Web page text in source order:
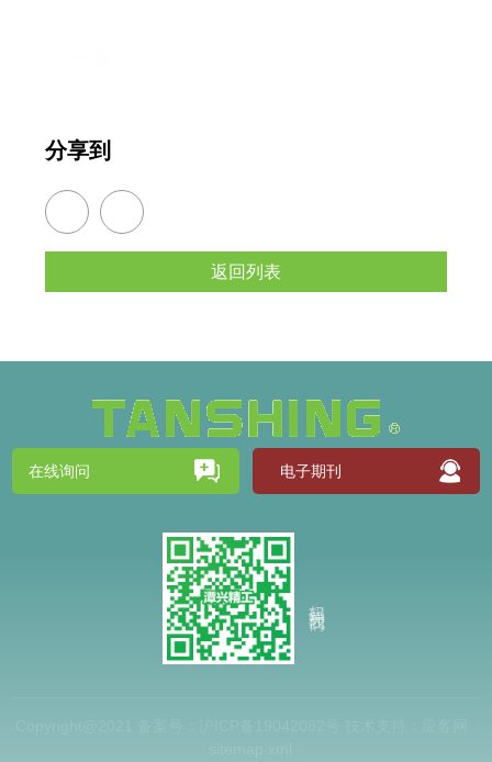
分享到
返回列表
在线询问 电子期刊